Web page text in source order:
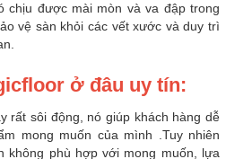
chịu được mài mòn và va đập trong
vệ sàn khỏi các vết xước và duy trì
ở đâu uy tín:
rất sôi động, nó giúp khách hàng dễ
mong muốn của mình .Tuy nhiên
không phù hợp với mong muốn, lựa